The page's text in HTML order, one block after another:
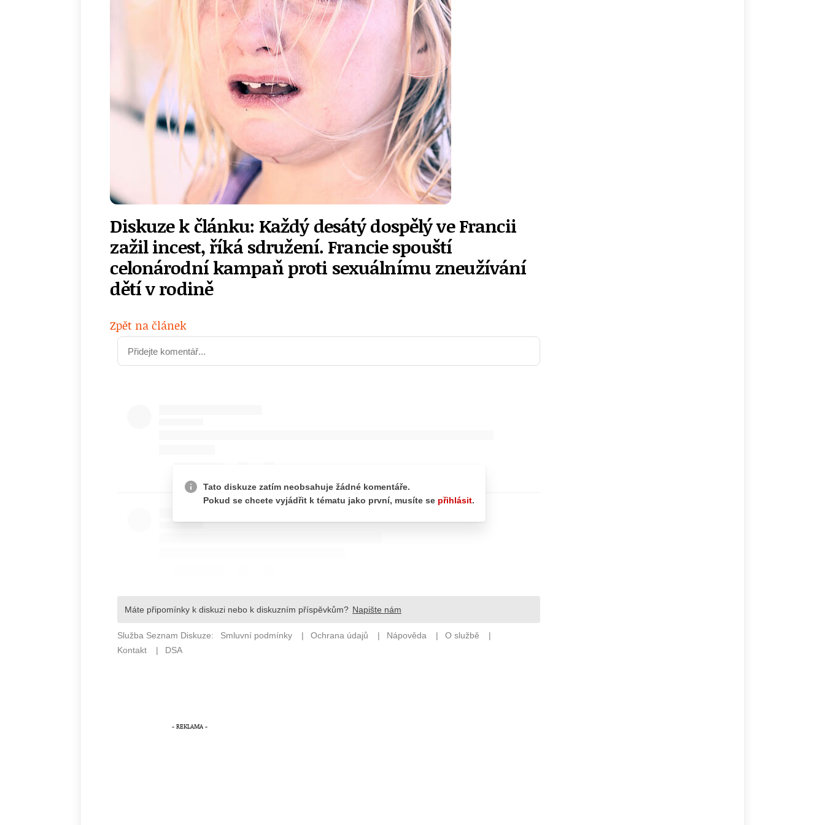
Diskuze k článku: Každý desátý dospělý ve Francii
zažil incest, říká sdružení. Francie spouští
celonárodní kampaň proti sexuálnímu zneužívání
dětí v rodině
Zpět na článek